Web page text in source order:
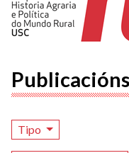
Publicacións
Tipo